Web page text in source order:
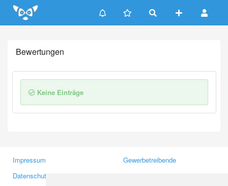
Update cookies preferences
Bewertungen
Keine Einträge
Impressum
Datenschutzerklärung
Gewerbetreibende